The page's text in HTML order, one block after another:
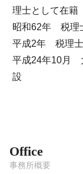
理士として在籍
昭和62年 税理
平成2年 税理
平成24年10月
設
Office
事務所概要